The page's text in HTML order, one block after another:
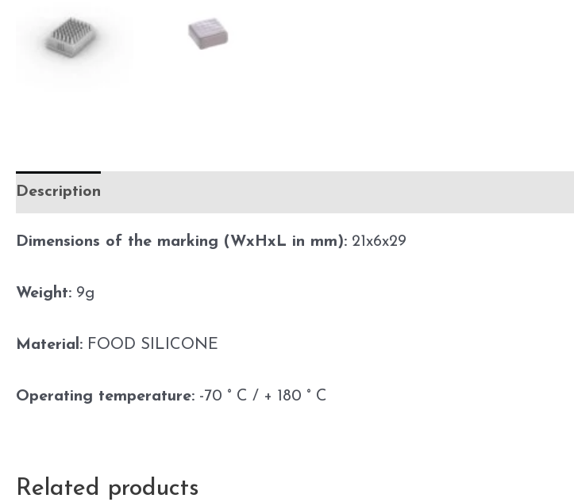
Description
Dimensions of the marking (WxHxL in mm): 21x6x29
Weight: 9g
Material: FOOD SILICONE
Operating temperature: -70 ° C / + 180 ° C
Related products